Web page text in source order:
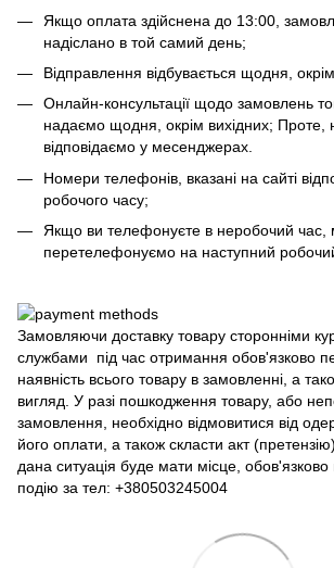
Якщо оплата здійснена до 13:00,
надіслано в той самий день;
Відправлення відбувається щодня,
Онлайн-консультації щодо замовлень
надаємо щодня, окрім вихідних; Проте,
відповідаємо у месенджерах.
Номери телефонів, вказані на сайті
робочого часу;
Якщо ви телефонуєте в неробочий час,
перетелефонуємо на наступний
Замовляючи доставку товару сторонніми
службами під час отримання обов'язково
наявність всього товару в замовленні, а
вигляд. У разі пошкодження товару, або
замовлення, необхідно відмовитися від
його оплати, а також скласти акт
дана ситуація буде мати місце,
подію за тел: +380503245004